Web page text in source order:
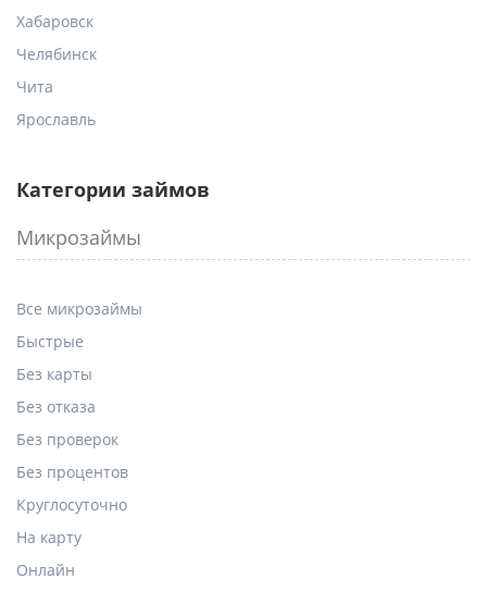
Хабаровск
Челябинск
Чита
Ярославль
Категории займов
Микрозаймы
Все микрозаймы
Быстрые
Без карты
Без отказа
Без проверок
Без процентов
Круглосуточно
На карту
Онлайн